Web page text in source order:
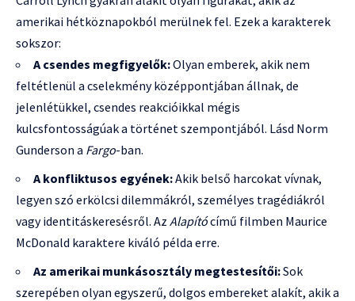
amerikai hétköznapokból merülnek fel. Ezek a karakterek
sokszor:
A csendes megfigyelők:Olyan emberek, akik nem
feltétlenül a cselekmény középpontjában állnak, de
jelenlétükkel, csendes reakcióikkal mégis
kulcsfontosságúak a történet szempontjából. Lásd Norm
Gunderson a Fargo-ban.
A konfliktusos egyének:Akik belső harcokat vívnak,
legyen szó erkölcsi dilemmákról, személyes tragédiákról
vagy identitáskeresésről. Az Alapítócímű filmben Maurice
McDonald karaktere kiváló példa erre.
Az amerikai munkásosztály megtestesítői:Sok
szerepében olyan egyszerű, dolgos embereket alakít, akik a